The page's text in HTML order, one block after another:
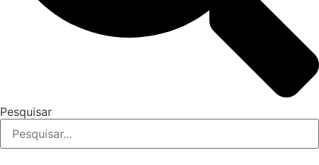
Pesquisar